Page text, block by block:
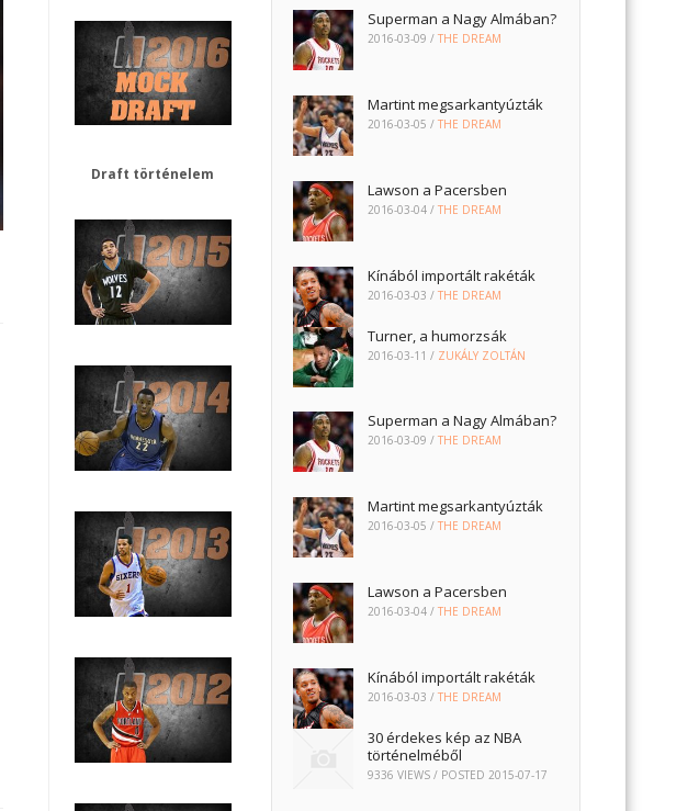
Superman a Nagy Almában?
2016-03-09 /THE DREAM
Martint megsarkantyúzták
2016-03-05 /THE DREAM
Lawson a Pacersben
2016-03-04 /THE DREAM
Kínából importált rakéták
2016-03-03 /THE DREAM
Turner, a humorzsák
2016-03-11 / ZUKÁLY ZOLTÁN
Superman a Nagy Almában?
2016-03-09 /THE DREAM
Martint megsarkantyúzták
2016-03-05 /THE DREAM
Lawson a Pacersben
2016-03-04 /THE DREAM
Kínából importált rakéták
2016-03-03 /THE DREAM
30 érdekes kép az NBA
történelméből
9336 VIEWS / POSTED 2015-07-17
Draft történelem